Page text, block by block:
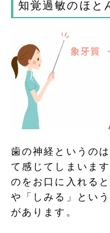
知覚過敏のほと
歯の神経というの
て感じてしまいま
のをお口に入れる
や「しみる」とい
があります。